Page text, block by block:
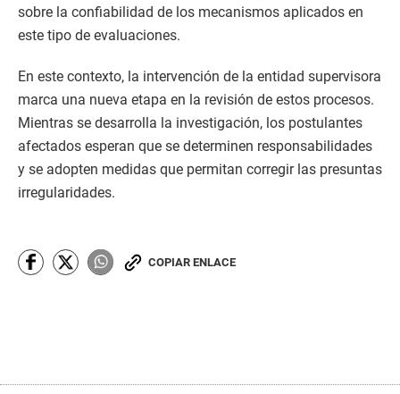
sobre la confiabilidad de los mecanismos aplicados en
este tipo de evaluaciones.
En este contexto, la intervención de la entidad supervisora
marca una nueva etapa en la revisión de estos procesos.
Mientras se desarrolla la investigación, los postulantes
afectados esperan que se determinen responsabilidades
y se adopten medidas que permitan corregir las presuntas
irregularidades.
COPIAR ENLACE